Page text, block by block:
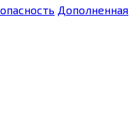
Дополненная